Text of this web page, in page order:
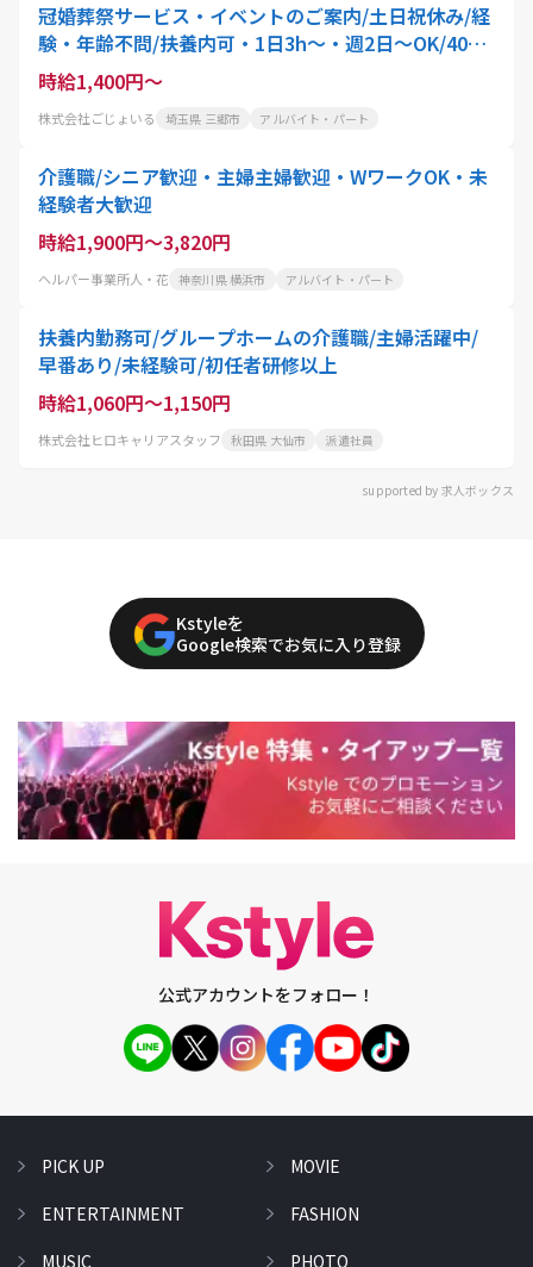
冠婚葬祭サービス・イベントのご案内/土日祝休み/経
験・年齢不問/扶養内可・1日3h～・週2日～OK/40
代・50代活躍中!専業主婦の期間が長く仕事ブランク
がある方も全く
時給1,400円～
株式会社ごじょいる 埼玉県 三郷市 アルバイト・パート
介護職/シニア歓迎・主婦主婦歓迎・WワークOK・未
経験者大歓迎
時給1,900円～3,820円
ヘルパー事業所人・花 神奈川県 横浜市 アルバイト・パート
扶養内勤務可/グループホームの介護職/主婦活躍中/
早番あり/未経験可/初任者研修以上
時給1,060円～1,150円
株式会社ヒロキャリアスタッフ 秋田県 大仙市 派遣社員
supported by 求人ボックス
Kstyleを
Google検索でお気に入り登録
公式アカウントをフォロー！
PICK UP
ENTERTAINMENT
MUSIC
MOVIE
FASHION
PHOTO